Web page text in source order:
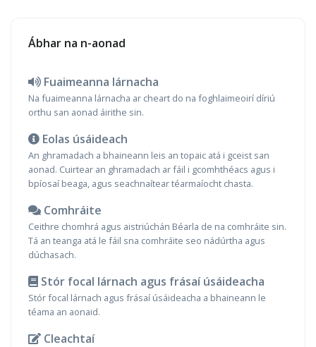
Ábhar na n-aonad
Fuaimeanna lárnacha
Na fuaimeanna lárnacha ar cheart do na foghlaimeoirí díriú
orthu san aonad áirithe sin.
Eolas úsáideach
An ghramadach a bhaineann leis an topaic atá i gceist san
aonad. Cuirtear an ghramadach ar fáil i gcomhthéacs agus i
bpíosaí beaga, agus seachnaítear téarmaíocht chasta.
Comhráite
Ceithre chomhrá agus aistriúchán Béarla de na comhráite sin.
Tá an teanga atá le fáil sna comhráite seo nádúrtha agus
dúchasach.
Stór focal lárnach agus frásaí úsáideacha
Stór focal lárnach agus frásaí úsáideacha a bhaineann le
téama an aonaid.
Cleachtaí